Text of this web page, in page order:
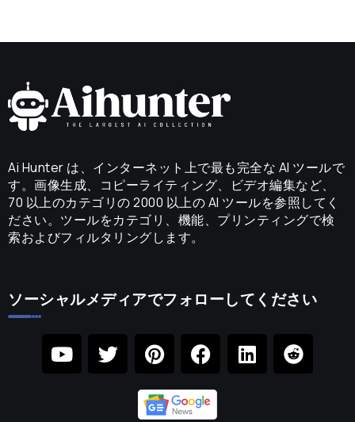
Ai Hunter は、インターネット上で最も完全な AI ツールで
す。画像生成、コピーライティング、ビデオ編集など、
70 以上のカテゴリの 2000 以上の AI ツールを参照してく
ださい。ツールをカテゴリ、機能、プリンティングで検
索およびフィルタリングします。
ソーシャルメディアでフォローしてください